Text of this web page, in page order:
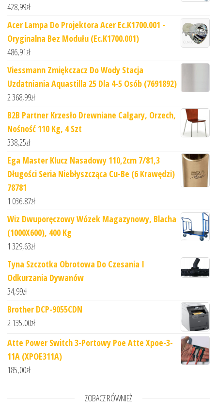
428,99zł
Acer Lampa Do Projektora Acer Ec.K1700.001 -
Oryginalna Bez Modułu (Ec.K1700.001)
486,91zł
Viessmann Zmiękczacz Do Wody Stacja
Uzdatniania Aquastilla 25 Dla 4-5 Osób (7691892)
2 368,99zł
B2B Partner Krzesło Drewniane Calgary, Orzech,
Nośność 110 Kg, 4 Szt
338,25zł
Ega Master Klucz Nasadowy 110,2cm 7/81,3
Długości Seria Niebłyszcząca Cu-Be (6 Krawędzi)
78781
1 036,87zł
Wiz Dwuporęczowy Wózek Magazynowy, Blacha
(1000X600), 400 Kg
1 329,63zł
Tyna Szczotka Obrotowa Do Czesania I
Odkurzania Dywanów
34,99zł
Brother DCP-9055CDN
2 135,00zł
Atte Power Switch 3-Portowy Poe Atte Xpoe-3-
11A (XPOE311A)
185,00zł
ZOBACZ RÓWNIEŻ